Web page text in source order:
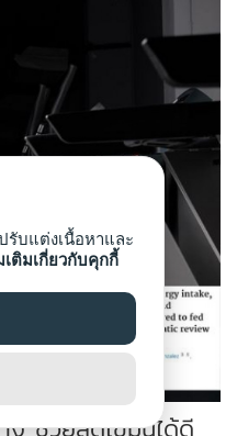
รับแต่งเนื้อหาและ
เติมเกี่ยวกับคุกกี้